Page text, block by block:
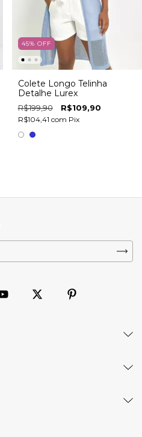
45% OFF
Colete Longo Telinha
Detalhe Lurex
R$199,90 R$109,90
R$104,41 com Pix